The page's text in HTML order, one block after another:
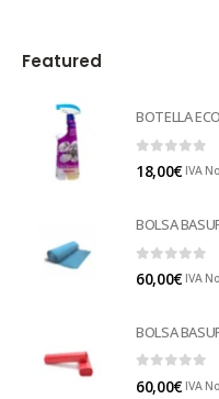
Featured
BOTELLA
0 out of 5
18,00€ IVA
BOLSA
0 out of 5
60,00€ IVA
BOLSA
60,00€ IVA